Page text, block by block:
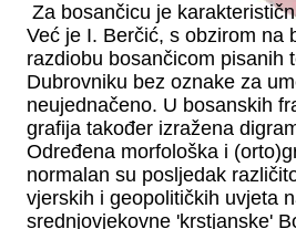
Za bosančicu je
Već je I. Berčić, s obzirom na
razdiobu bosančicom pisanih
Dubrovniku bez oznake za
neujednačeno. U bosanskih
grafija također izražena
Određena morfološka i
normalan su posljedak
vjerskih i geopolitičkih uvjeta
srednjovjekovne 'krstjanske'